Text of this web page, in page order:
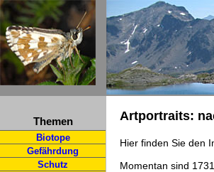
Themen
Biotope
Gefährdung
Schutz
Artportraits:
Hier finden Sie den
Momentan sind